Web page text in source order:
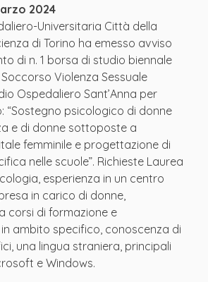
2024
Universitaria Città della
di Torino ha emesso avviso
di n. 1 borsa di studio biennale
Violenza Sessuale
Ospedaliero Sant’Anna per
“Sostegno psicologico di donne
e di donne sottoposte a
femminile e progettazione di
nelle scuole”. Richieste Laurea
esperienza in un centro
in carico di donne,
corsi di formazione e
ambito specifico, conoscenza di
una lingua straniera, principali
e Windows.